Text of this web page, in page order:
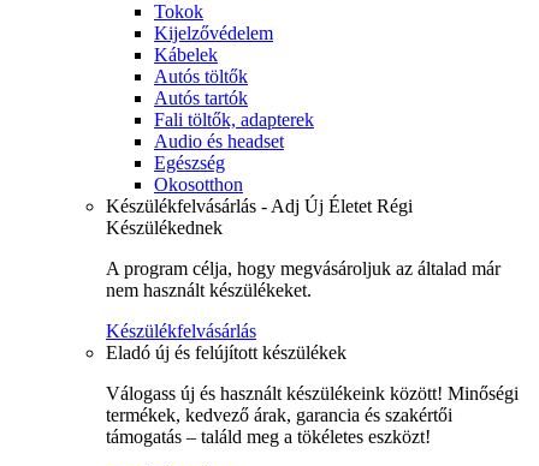
Tokok
Kijelzővédelem
Kábelek
Autós töltők
Autós tartók
Fali töltők, adapterek
Audio és headset
Egészség
Okosotthon
Készülékfelvásárlás - Adj Új Életet Régi
Készülékednek
A program célja, hogy megvásároljuk az általad már
nem használt készülékeket.
Készülékfelvásárlás
Eladó új és felújított készülékek
Válogass új és használt készülékeink között! Minőségi
termékek, kedvező árak, garancia és szakértői
támogatás – találd meg a tökéletes eszközt!